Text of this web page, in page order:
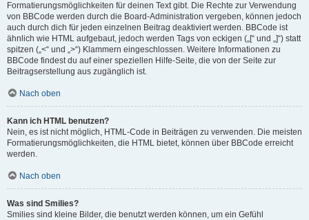
Formatierungsmöglichkeiten für deinen Text gibt. Die Rechte zur Verwendung
von BBCode werden durch die Board-Administration vergeben, können jedoch
auch durch dich für jeden einzelnen Beitrag deaktiviert werden. BBCode ist
ähnlich wie HTML aufgebaut, jedoch werden Tags von eckigen („[“ und „]“) statt
spitzen („<“ und „>“) Klammern eingeschlossen. Weitere Informationen zu
BBCode findest du auf einer speziellen Hilfe-Seite, die von der Seite zur
Beitragserstellung aus zugänglich ist.
Nach oben
Kann ich HTML benutzen?
Nein, es ist nicht möglich, HTML-Code in Beiträgen zu verwenden. Die meisten
Formatierungsmöglichkeiten, die HTML bietet, können über BBCode erreicht
werden.
Nach oben
Was sind Smilies?
Smilies sind kleine Bilder, die benutzt werden können, um ein Gefühl